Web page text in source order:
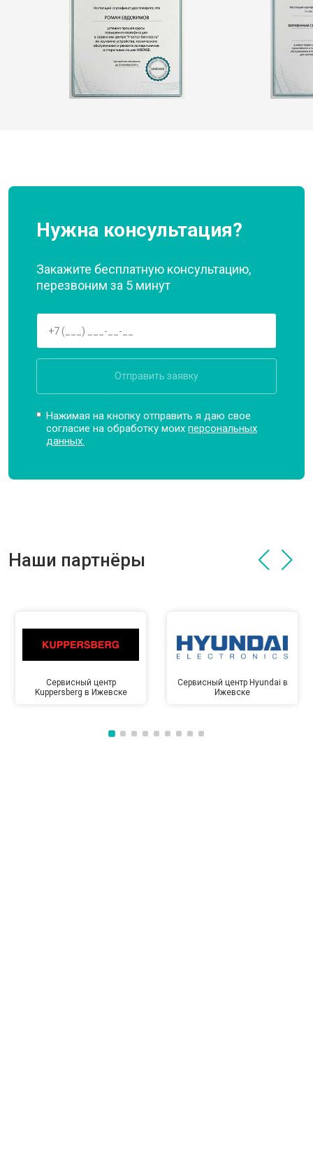
Нужна консультация?
Закажите бесплатную консультацию,
перезвоним за 5 минут
Отправить заявку
Нажимая на кнопку отправить я даю свое
согласие на обработку моихперсональных
данных.
Наши партнёры
Сервисный центр
Kuppersberg в Ижевске
Сервисный центр Hyundai в
Ижевске